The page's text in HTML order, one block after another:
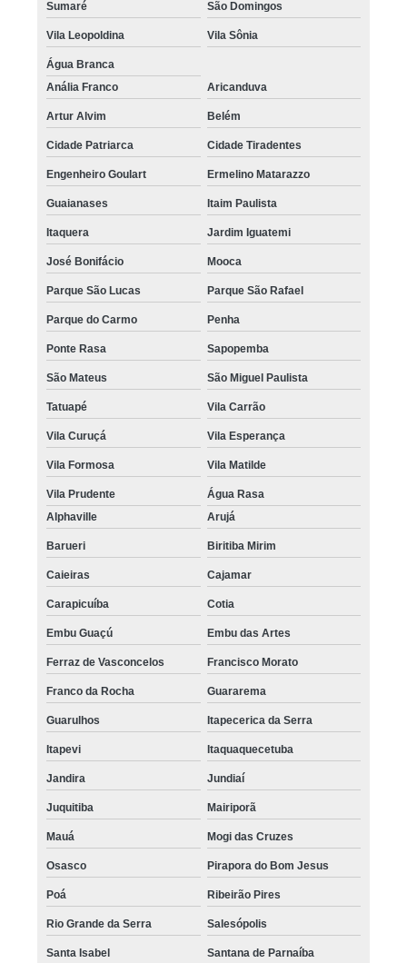
Sumaré São Domingos
Vila Leopoldina Vila Sônia
Água Branca
Anália Franco
Aricanduva
Artur Alvim Belém
Cidade Patriarca Cidade Tiradentes
Engenheiro Goulart Ermelino Matarazzo
Guaianases Itaim Paulista
Itaquera Jardim Iguatemi
José Bonifácio Mooca
Parque São Lucas Parque São Rafael
Parque do Carmo Penha
Ponte Rasa Sapopemba
São Mateus São Miguel Paulista
Tatuapé Vila Carrão
Vila Curuçá Vila Esperança
Vila Formosa Vila Matilde
Vila Prudente
Água Rasa
Alphaville
Arujá
Barueri Biritiba Mirim
Caieiras Cajamar
Carapicuíba Cotia
Embu Guaçú Embu das Artes
Ferraz de Vasconcelos Francisco Morato
Franco da Rocha Guararema
Guarulhos Itapecerica da Serra
Itapevi Itaquaquecetuba
Jandira Jundiaí
Juquitiba Mairiporã
Mauá Mogi das Cruzes
Osasco Pirapora do Bom Jesus
Poá Ribeirão Pires
Rio Grande da Serra Salesópolis
Santa Isabel Santana de Parnaíba